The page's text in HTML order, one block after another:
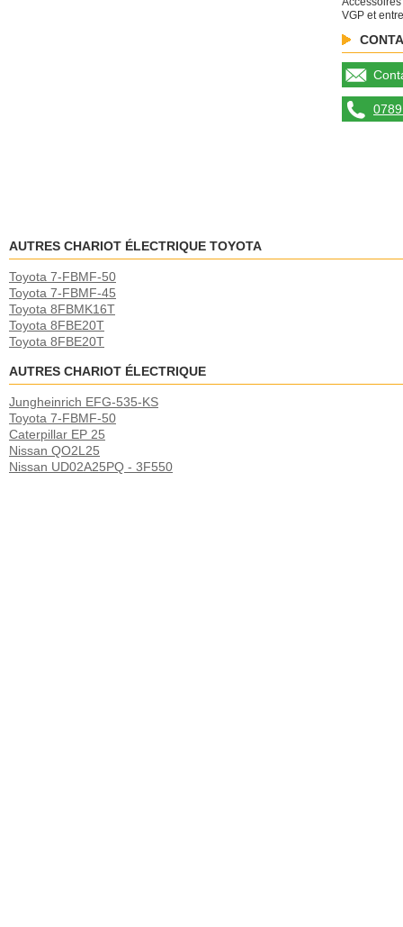
VGP et
AUTRES CHARIOT ÉLECTRIQUE TOYOTA
Toyota 7-FBMF-50
Toyota 7-FBMF-45
Toyota 8FBMK16T
Toyota 8FBE20T
Toyota 8FBE20T
AUTRES CHARIOT ÉLECTRIQUE
Jungheinrich EFG-535-KS
Toyota 7-FBMF-50
Caterpillar EP 25
Nissan QO2L25
Nissan UD02A25PQ - 3F550